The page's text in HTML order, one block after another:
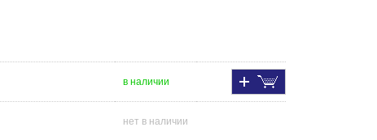
в наличии
нет в наличии